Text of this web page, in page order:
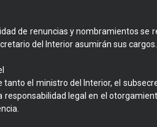
de renuncias y nombramientos se
del Interior asumirán sus cargos.
tanto el ministro del Interior, el
responsabilidad legal en el